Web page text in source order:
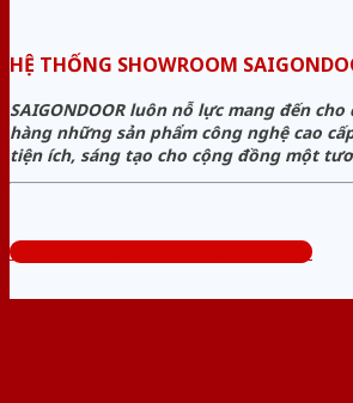
HỆ THỐNG SHOWROOM
SAIGONDOOR luôn nỗ lực mang đến
hàng những sản phẩm công nghệ cao
tiện ích, sáng tạo cho cộng đồng một
Tổng đài tư vấn miễn phí: 0824.400.400